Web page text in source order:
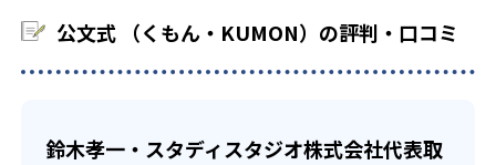
でも週2回受講できる。そのため、部活や他の習い事で忙し
らのオンライン受講と通室を組み合わせることも可能だ。
部活や習い事と両立したい生徒向け
KUMONでは、一人ひとりの学習状況やスケジュールに合わ
宿題の量や進め方に関しては、いつでも気軽に相談可能
公文式 （くもん・KUMON）の評判・口コミ
鈴木孝一・スタディスタジオ株式会社代表取